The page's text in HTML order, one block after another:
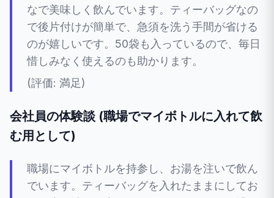
なで美味しく飲んでいます。ティーバッグなの
で後片付けが簡単で、急須を洗う手間が省ける
のが嬉しいです。50袋も入っているので、毎日
惜しみなく使えるのも助かります。
(評価: 満足)
会社員の体験談 (職場でマイボトルに入れて飲
む用として)
職場にマイボトルを持参し、お湯を注いで飲ん
でいます。ティーバッグを入れたままにしてお